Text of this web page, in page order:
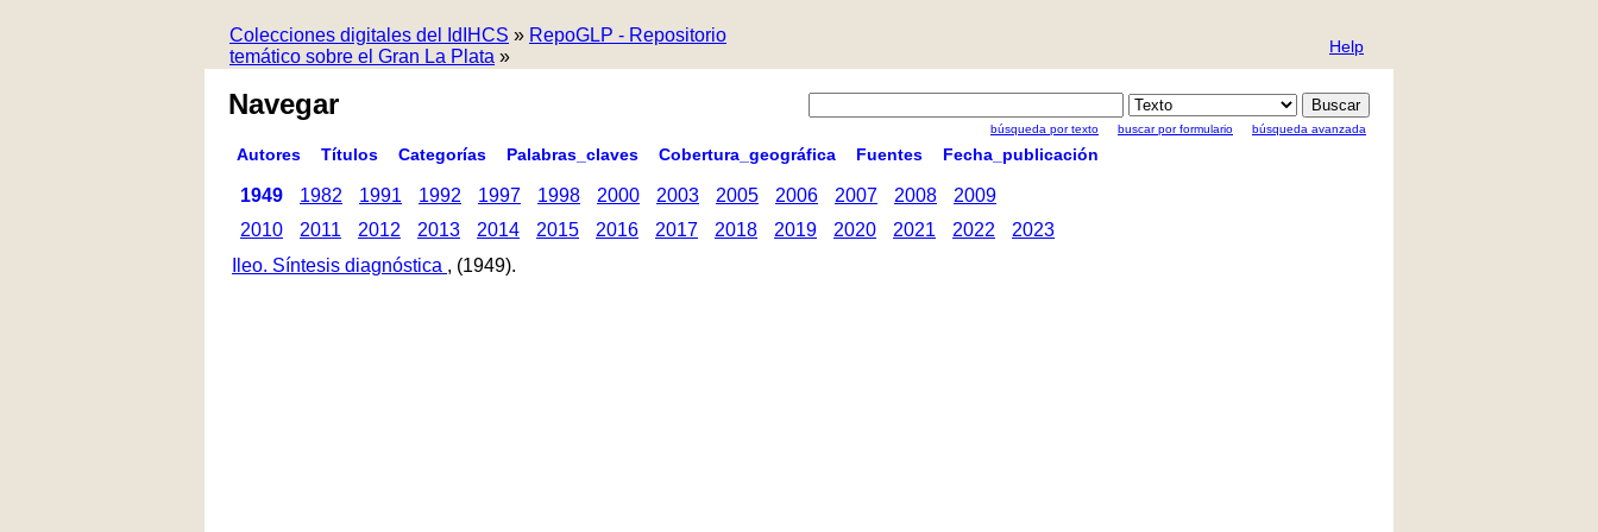
Colecciones digitales del IdIHCS » RepoGLP - Repositorio
temático sobre el Gran La Plata » Help
Navegar
búsqueda por texto buscar por formulario búsqueda avanzada
Autores Títulos Categorías Palabras_claves Cobertura_geográfica Fuentes Fecha_publicación
1949 1982 1991 1992 1997 1998 2000 2003 2005 2006 2007 2008
2009
2010
2011 2012 2013 2014 2015 2016 2017 2018 2019 2020 2021 2022
2023
Ileo. Síntesis diagnóstica , (1949).